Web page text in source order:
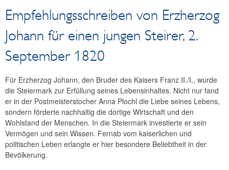
Jahresabschluss
Unternehmensgeschichte
Bankhistorisches Archiv
Onlinesuche
Schriftliche Auskunft
Vor-Ort-Besuch
Beschreibung der Archivbestände
Geschichte erzählen
Bilder erzählen Geschichte
Briefe erzählen Geschichte
Bedeutende Persönlichkeiten
Empfehlungsschreiben von Erzherzog
Johann für einen jungen Steirer, 2.
September 1820
Für Erzherzog Johann, den Bruder des Kaisers Franz II./I., wurde
die Steiermark zur Erfüllung seines Lebensinhaltes. Nicht nur fand
er in der Postmeisterstocher Anna Plochl die Liebe seines Lebens,
sondern förderte nachhaltig die dortige Wirtschaft und den
Wohlstand der Menschen. In die Steiermark investierte er sein
Vermögen und sein Wissen. Fernab vom kaiserlichen und
politischen Leben erlangte er hier besondere Beliebtheit in der
Bevölkerung.